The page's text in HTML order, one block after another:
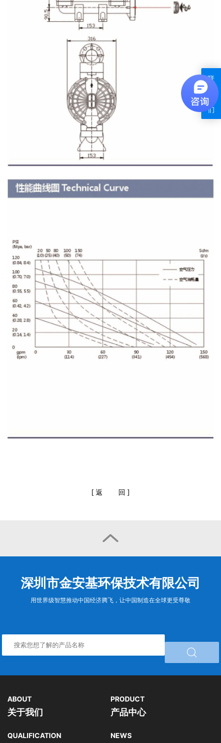
[ 返 回 ]

深圳市金安基环保技术有限公司
用世界级智慧推动中国经济腾飞，让中国制造在全球更受尊敬

ABOUT
关于我们
PRODUCT
产品中心
QUALIFICATION NEWS
联
我
们